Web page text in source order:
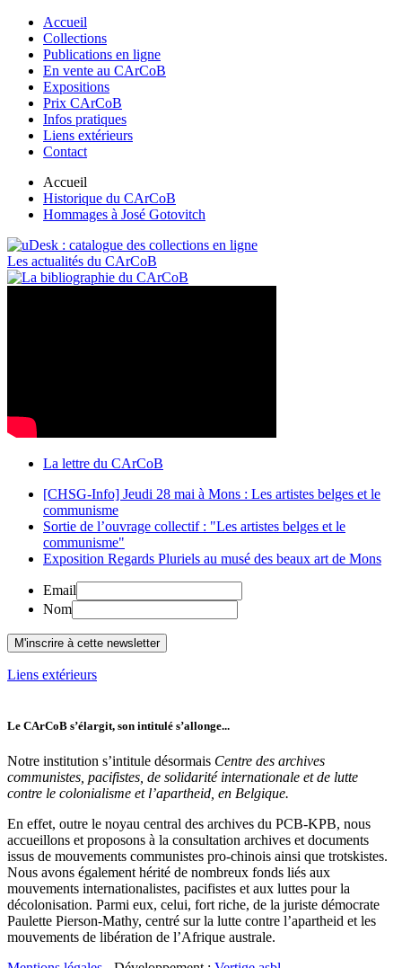
Accueil
Collections
Publications en ligne
En vente au CArCoB
Expositions
Prix CArCoB
Infos pratiques
Liens extérieurs
Contact
Accueil
Historique du CArCoB
Hommages à José Gotovitch
Les actualités du CArCoB
La lettre du CArCoB
[CHSG-Info] Jeudi 28 mai à Mons : Les artistes belges et le
communisme
Sortie de l’ouvrage collectif : "Les artistes belges et le
communisme"
Exposition Regards Pluriels au musé des beaux art de Mons
Email
Nom
Liens extérieurs
Le CArCoB s’élargit, son intitulé s’allonge...
Notre institution s’intitule désormais Centre des archives
communistes, pacifistes, de solidarité internationale et de lutte
contre le colonialisme et l’apartheid, en Belgique.
En effet, outre le noyau central des archives du PCB-KPB, nous
accueillons et proposons à la consultation archives et documents
issus de mouvements communistes pro-chinois ainsi que trotskistes.
Nous avons également hérité de nombreux fonds liés aux
mouvements internationalistes, pacifistes et aux luttes pour la
décolonisation. Parmi eux, celui, fort riche, de la juriste démocrate
Paulette Pierson-Mathy, centré sur la lutte contre l’apartheid et les
mouvements de libération de l’Afrique australe.